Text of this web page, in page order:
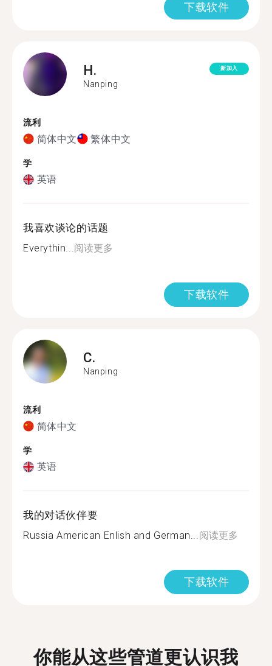
下载软件
H.
Nanping
新加入
流利
简体中文 繁体中文
学
英语
我喜欢谈论的话题
Everythin...阅读更多
下载软件
C.
Nanping
流利
简体中文
学
英语
我的对话伙伴要
Russia American Enlish and German...阅读更多
下载软件
你能从这些管道更认识我